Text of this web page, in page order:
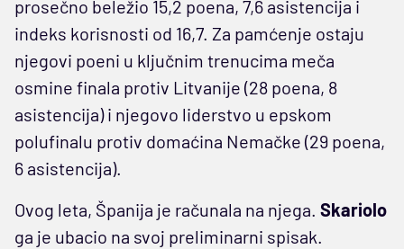
prosečno beležio 15,2 poena, 7,6 asistencija i
indeks korisnosti od 16,7. Za pamćenje ostaju
njegovi poeni u ključnim trenucima meča
osmine finala protiv Litvanije (28 poena, 8
asistencija) i njegovo liderstvo u epskom
polufinalu protiv domaćina Nemačke (29 poena,
6 asistencija).
Ovog leta, Španija je računala na njega. Skariolo
ga je ubacio na svoj preliminarni spisak.